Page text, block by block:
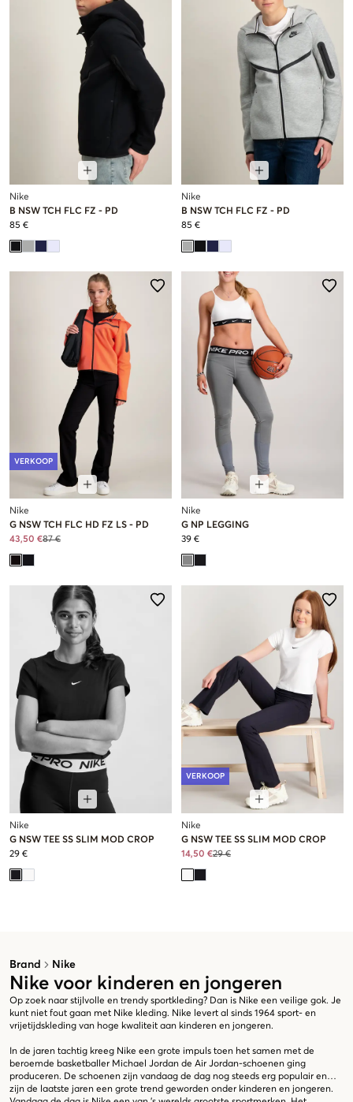
Brand Nike
Nike voor kinderen en jongeren
Op zoek naar stijlvolle en trendy sportkleding? Dan is Nike een veilige gok. Je
kunt niet fout gaan met Nike kleding. Nike levert al sinds 1964 sport- en
vrijetijdskleding van hoge kwaliteit aan kinderen en jongeren.
In de jaren tachtig kreeg Nike een grote impuls toen het samen met de
beroemde basketballer Michael Jordan de Air Jordan-schoenen ging
produceren. De schoenen zijn vandaag de dag nog steeds erg populair en
zijn de laatste jaren een grote trend geworden onder kinderen en jongeren.
Nike
B NSW TCH FLC FZ - PD
85 €
Nike
B NSW TCH FLC FZ - PD
85 €
VERKOOP
Nike
G NSW TCH FLC HD FZ LS - PD
43,50 €87 €
Nike
G NP LEGGING
39 €
Nike
G NSW TEE SS SLIM MOD CROP
29 €
VERKOOP
Nike
G NSW TEE SS SLIM MOD CROP
14,50 €29 €